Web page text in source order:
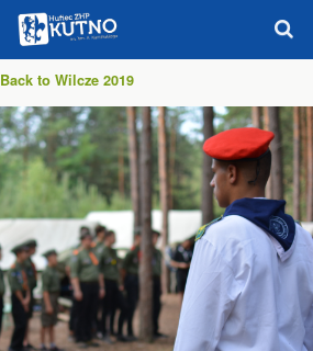
Back to Wilcze 2019